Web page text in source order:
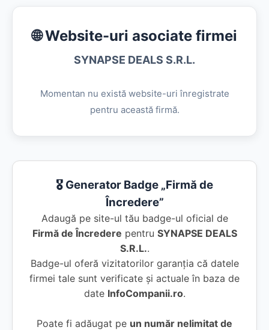
🌐 Website-uri asociate firmei
SYNAPSE DEALS S.R.L.
Momentan nu există website-uri înregistrate
pentru această firmă.
🎖️ Generator Badge „Firmă de
Încredere”
Adaugă pe site-ul tău badge-ul oficial de
Firmă de Încredere pentru SYNAPSE DEALS
S.R.L..
Badge-ul oferă vizitatorilor garanția că datele
firmei tale sunt verificate și actuale în baza de
date InfoCompanii.ro.
Poate fi adăugat pe un număr nelimitat de